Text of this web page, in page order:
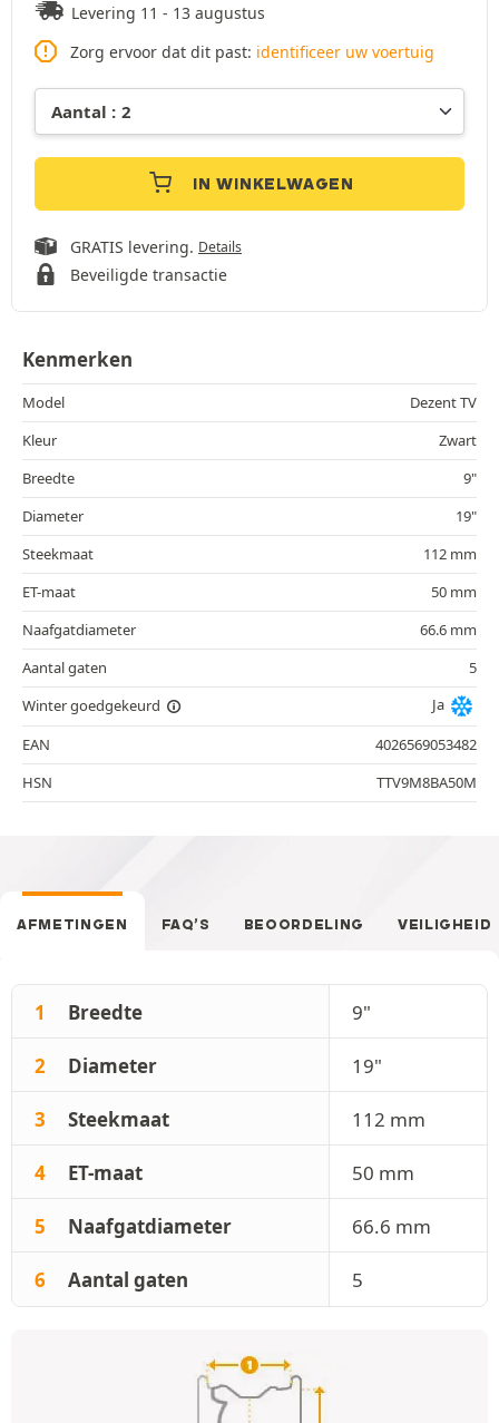
Levering 11 - 13 augustus
Zorg ervoor dat dit past: identificeer uw voertuig
IN WINKELWAGEN
GRATIS levering. Details
Beveiligde transactie
Kenmerken
Model
Dezent TV
Kleur
Zwart
Breedte
9"
Diameter
19"
Steekmaat
112 mm
ET-maat
50 mm
Naafgatdiameter
66.6 mm
Aantal gaten
5
Winter goedgekeurd
Ja
EAN
4026569053482
HSN
TTV9M8BA50M
AFMETINGEN FAQ’S BEOORDELING VEILIGHEID
1 Breedte 9"
2 Diameter 19"
3 Steekmaat 112 mm
4 ET-maat 50 mm
5 Naafgatdiameter 66.6 mm
6 Aantal gaten 5